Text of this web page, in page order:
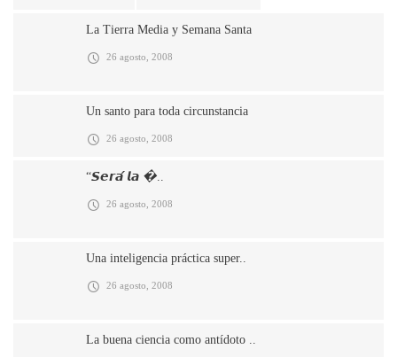
La Tierra Media y Semana Santa
26 agosto, 2008
Un santo para toda circunstancia
26 agosto, 2008
“𝙎𝙚𝙧𝙖́ 𝙡𝙖 �..
26 agosto, 2008
Una inteligencia práctica super..
26 agosto, 2008
La buena ciencia como antídoto ..